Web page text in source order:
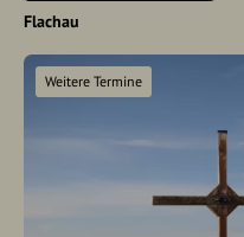
Flachau
Weitere Termine